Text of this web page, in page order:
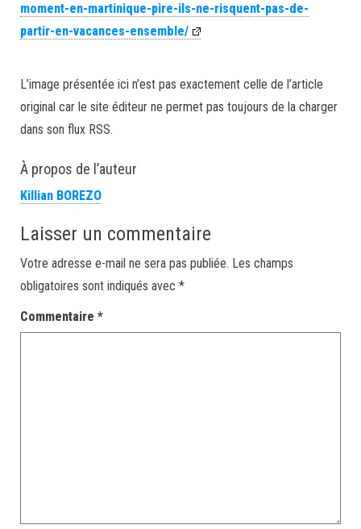
moment-en-martinique-pire-ils-ne-risquent-pas-de-
partir-en-vacances-ensemble/
L’image présentée ici n’est pas exactement celle de l’article
original car le site éditeur ne permet pas toujours de la charger
dans son flux RSS.
À propos de l’auteur
Killian BOREZO
Laisser un commentaire
Votre adresse e-mail ne sera pas publiée. Les champs
obligatoires sont indiqués avec *
Commentaire *